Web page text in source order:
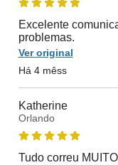
Excelente
problemas.
Ver original
Há 4 mêss
Katherine
Orlando
Tudo correu